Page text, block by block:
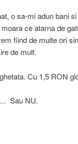
o sa-mi adun bani
ce atarna de
fiind de multe ori
de mult.
Cu 1,5 RON
Sau NU.